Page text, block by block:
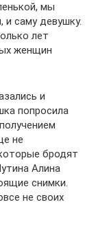
мы
и саму девушку.
лет
женщин
и
попросила
не
бродят
Алина
снимки.
не своих